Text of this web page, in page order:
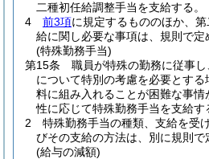
二種初任給調整手当を支給する。
4
前3項に規定するもののほか、
給に関し必要な事項は、規則で定
(特殊勤務手当)
第15条
職員が特殊の勤務に従事
について特別の考慮を必要とす
料に組み入れることが困難な事
性に応じて特殊勤務手当を支給す
2
特殊勤務手当の種類、支給を受
びその支給の方法は、別に規則で
(給与の減額)